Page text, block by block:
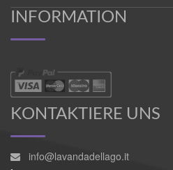
INFORMATION
KONTAKTIERE UNS
info@lavandadellago.it